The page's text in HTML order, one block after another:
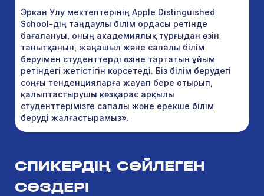
Эркан Улу мектептерінің Apple Distinguished
School-дің таңдаулы білім ордасы ретінде
бағалануы, оның академиялық тұрғыдан өзін
танытқанын, жаңашыл және сапалы білім
беруімен студенттерді өзіне тартатын ұйым
ретіндегі жетістігін көрсетеді. Біз білім берудегі
соңғы тенденцияларға жауап бере отырып,
қалыптастырушы көзқарас арқылы
студенттерімізге сапалы және ерекше білім
беруді жалғастырамыз».
СПИКЕРДІҢ СӨЙЛЕГЕН
СӨЗДЕРІ